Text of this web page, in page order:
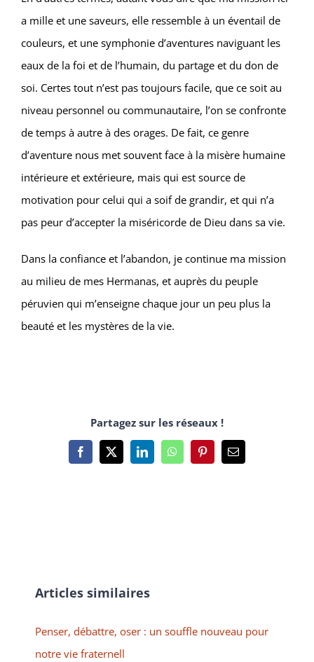
a mille et une saveurs, elle ressemble à un éventail de
couleurs, et une symphonie d’aventures naviguant les
eaux de la foi et de l’humain, du partage et du don de
soi. Certes tout n’est pas toujours facile, que ce soit au
niveau personnel ou communautaire, l’on se confronte
de temps à autre à des orages. De fait, ce genre
d’aventure nous met souvent face à la misère humaine
intérieure et extérieure, mais qui est source de
motivation pour celui qui a soif de grandir, et qui n’a
pas peur d’accepter la miséricorde de Dieu dans sa vie.
Dans la confiance et l’abandon, je continue ma mission
au milieu de mes Hermanas, et auprès du peuple
péruvien qui m’enseigne chaque jour un peu plus la
beauté et les mystères de la vie.
Partagez sur les réseaux !
Facebook
X LinkedInWhatsAppPinterestEmail
Articles similaires
Penser, débattre, oser : un souffle nouveau pour
notre vie fraternell